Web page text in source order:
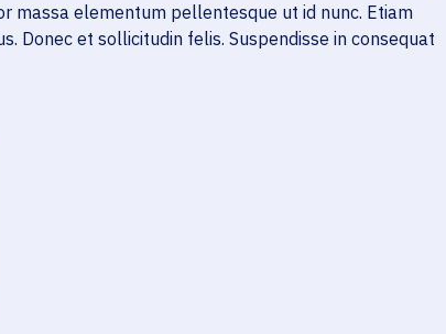
massa elementum pellentesque ut id nunc. Etiam
Donec et sollicitudin felis. Suspendisse in consequat